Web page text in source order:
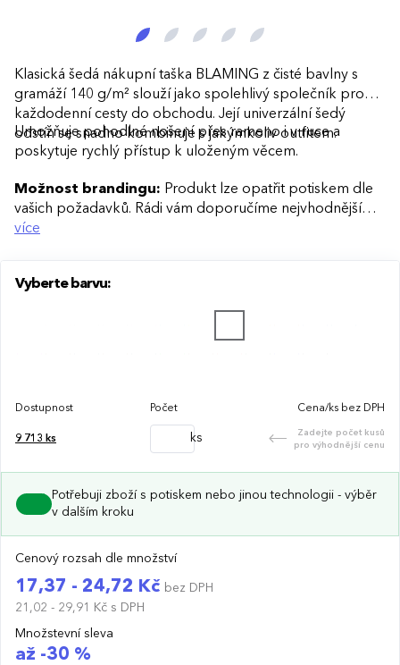
Klasická šedá nákupní taška BLAMING z čisté bavlny s
gramáží 140 g/m² slouží jako spolehlivý společník pro
každodenní cesty do obchodu. Její univerzální šedý
odstín se snadno kombinuje s jakýmkoliv outfitem.
Umožňuje pohodlné nošení přes rameno i v ruce a
poskytuje rychlý přístup k uloženým věcem.
Možnost brandingu: Produkt lze opatřit potiskem dle
vašich požadavků. Rádi vám doporučíme nejvhodnější
technologii potisku s ohledem na design i váš rozpočet.
více
Vyberte barvu:
Dostupnost Počet Cena/ks bez DPH
9 713 ks ks
Zadejte počet kusů
pro výhodnější cenu
Potřebuji zboží s potiskem nebo jinou technologii - výběr
v dalším kroku
Cenový rozsah dle množství
17,37 - 24,72 Kč bez DPH
21,02 - 29,91 Kč s DPH
Množstevní sleva
až -30 %